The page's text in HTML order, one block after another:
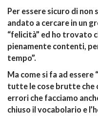
Per essere sicuro di
andato a cercare in un
“felicità” ed ho trovato
pienamente contenti,
tempo”.
Ma come si fa ad
tutte le cose brutte che
errori che facciamo
chiuso il vocabolario e